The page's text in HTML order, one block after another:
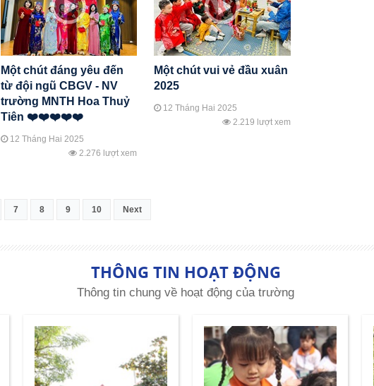
Một chút đáng yêu đến
từ đội ngũ CBGV - NV
trường MNTH Hoa Thuỷ
Tiên ❤️❤️❤️❤️❤️
12 Tháng Hai 2025
2.276 lượt xem
Một chút vui vẻ đầu xuân
2025
12 Tháng Hai 2025
2.219 lượt xem
7 8 9 10 Next
THÔNG TIN HOẠT ĐỘNG
Thông tin chung về hoạt động của trường